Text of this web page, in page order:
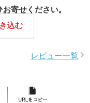
寄せください。
込む
レビュー一覧